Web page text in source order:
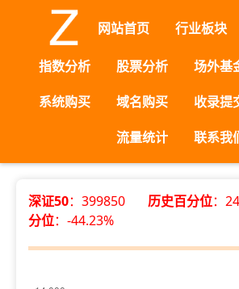
网站首页 行业板块
指数分析 股票分析 场外基
系统购买
域名购买 收录提
流量统计
联系我
深证50：399850 历史百分位：
分位：-44.23%